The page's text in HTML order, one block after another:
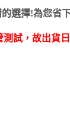
選擇!為您省
試，故出貨